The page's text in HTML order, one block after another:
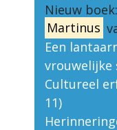
Nieuw
Martinus
Een
vrouwelijke
Cultureel
11)